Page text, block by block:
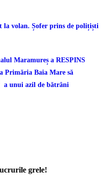
la volan. Șofer prins de polițiști
Maramureș a RESPINS
Primăria Baia Mare să
a unui azil de bătrâni
grele!